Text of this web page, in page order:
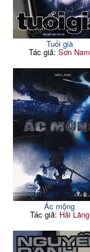
Tuổi già
Tác giả:Sơn Nam
Ác mộng
Tác giả: Hải Lăng